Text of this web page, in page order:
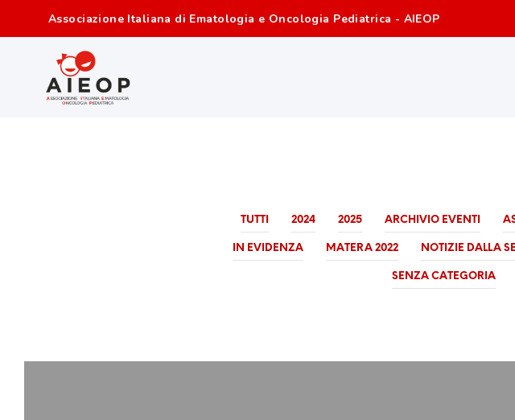
Associazione Italiana di Ematologia e Oncologia Pediatrica - AIEOP
TUTTI 2024 2025 ARCHIVIO EVENTI
IN EVIDENZA MATERA 2022 NOTIZIE DALLA
SENZA CATEGORIA